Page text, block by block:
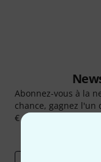
Abonnez-vous à la
chance, gagnez l'un
€ chacun!
Articles